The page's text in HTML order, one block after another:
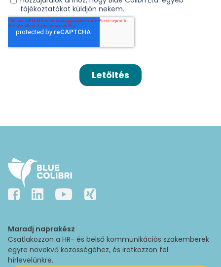
Maradj naprakész
Csatlakozzon a HR- és belső kommunikációs szakemberek
egyre növekvő közösségéhez, és iratkozzon fel
hírlevelünkre.